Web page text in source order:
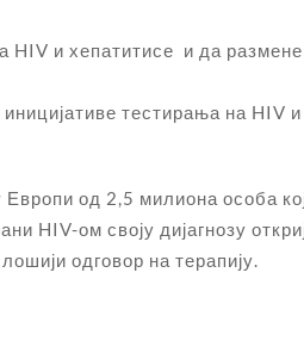
HIV и хепатитисе и да
тестирања на HIV
од 2,5 милиона особа
HIV-ом своју дијагнозу
одговор на терапију.